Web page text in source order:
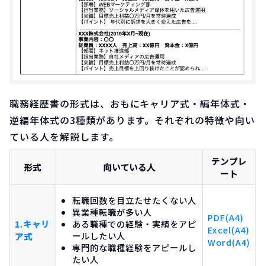
職務経歴書の形式は、おもにキャリア式・編年体式・
逆編年体式の3種類があります。それぞれの特徴や向い
ている人を解説します。
形式 向いている人
テンプレ
ート
1.キャリ
ア式
転職回数を目立たせたくない人
異業種転職が多い人
ある職種での経験・実績をアピ
ールしたい人
専門的な職種経験をアピールし
たい人
PDF(A4)
Excel(A4)
Word(A4)